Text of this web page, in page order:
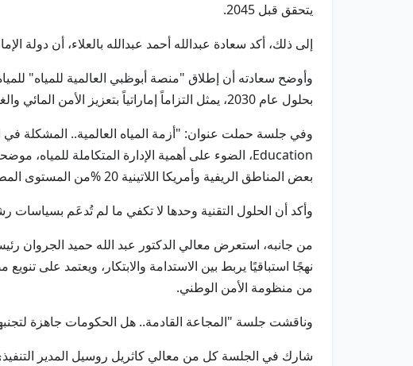
يتحقق قبل 2045.
إلى ذلك، أكد سعادة عبدالله أحمد عبدالله بالعلاء، أن دولة
بحلول عام 2030، يمثل التزاماً إماراتياً بتعزيز الأمن المائي والغذائي في الدول النامية.
بعض المناطق الريفية وأمريكا اللاتينية 20 %من المستوى المطلوب.
وأكد أن الحلول التقنية وحدها لا تكفي ما لم تُدعَم بسياسات
من جانبه، استعرض معالي الدكتور عبد الله حميد الجروان
نهجًا استباقيًا يربط بين الاستدامة والابتكار، ويعتمد على
من منظومة الأمن الوطني.
وناقشت جلسة "المجاعة القادمة.. هل الحكومات جاهزة